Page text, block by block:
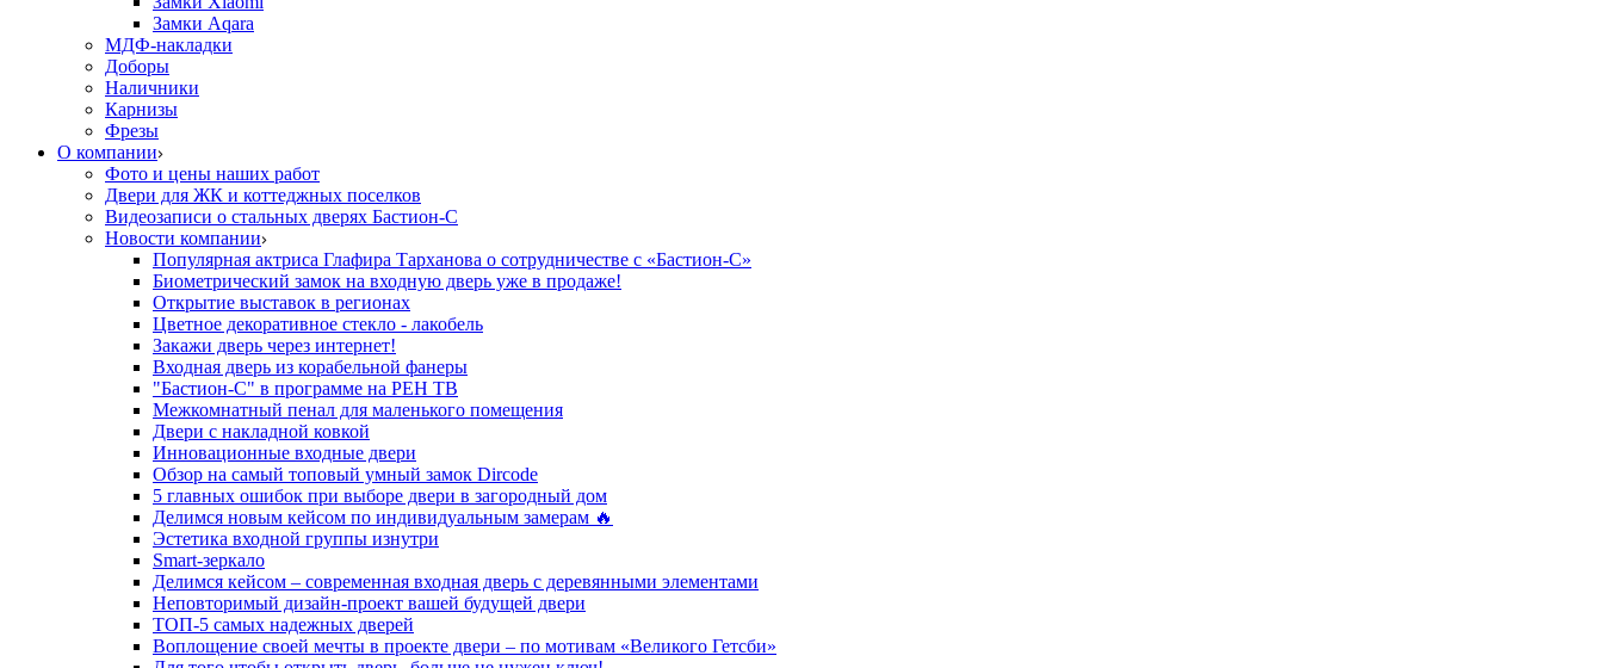
Замки Aqara
МДФ-накладки
Доборы
Наличники
Карнизы
Фрезы
О компании
Фото и цены наших работ
Двери для ЖК и коттеджных поселков
Видеозаписи о стальных дверях Бастион-С
Новости компании
Популярная актриса Глафира Тарханова о сотрудничестве с «Бастион-С»
Биометрический замок на входную дверь уже в продаже!
Открытие выставок в регионах
Цветное декоративное стекло - лакобель
Закажи дверь через интернет!
Входная дверь из корабельной фанеры
"Бастион-С" в программе на РЕН ТВ
Межкомнатный пенал для маленького помещения
Двери с накладной ковкой
Инновационные входные двери
Обзор на самый топовый умный замок Dircode
5 главных ошибок при выборе двери в загородный дом
Делимся новым кейсом по индивидуальным замерам 🔥
Эстетика входной группы изнутри
Smart-зеркало
Делимся кейсом – современная входная дверь с деревянными элементами
Неповторимый дизайн-проект вашей будущей двери
ТОП-5 самых надежных дверей
Воплощение своей мечты в проекте двери – по мотивам «Великого Гетсби»